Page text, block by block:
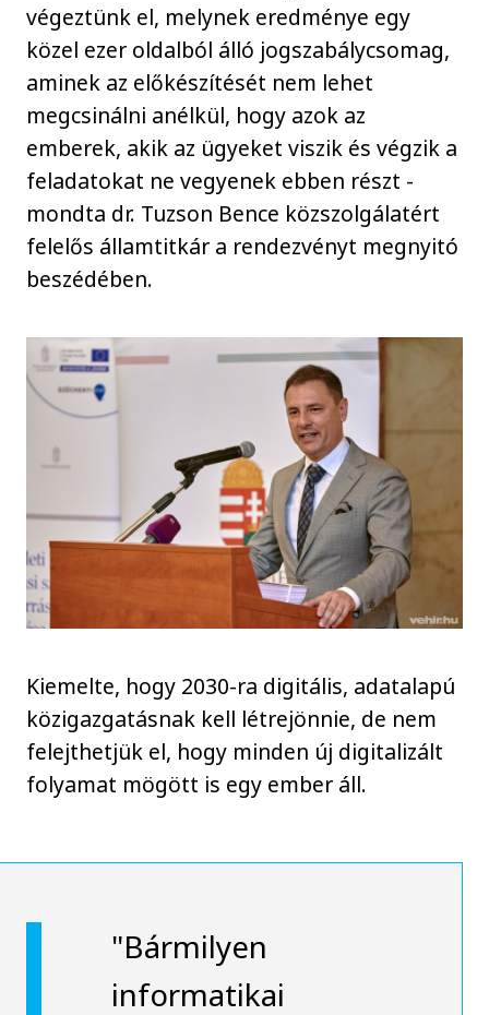
végeztünk el, melynek eredménye egy
közel ezer oldalból álló jogszabálycsomag,
aminek az előkészítését nem lehet
megcsinálni anélkül, hogy azok az
emberek, akik az ügyeket viszik és végzik a
feladatokat ne vegyenek ebben részt -
mondta dr. Tuzson Bence közszolgálatért
felelős államtitkár a rendezvényt megnyitó
beszédében.
Kiemelte, hogy 2030-ra digitális, adatalapú
közigazgatásnak kell létrejönnie, de nem
felejthetjük el, hogy minden új digitalizált
folyamat mögött is egy ember áll.
"Bármilyen
informatikai